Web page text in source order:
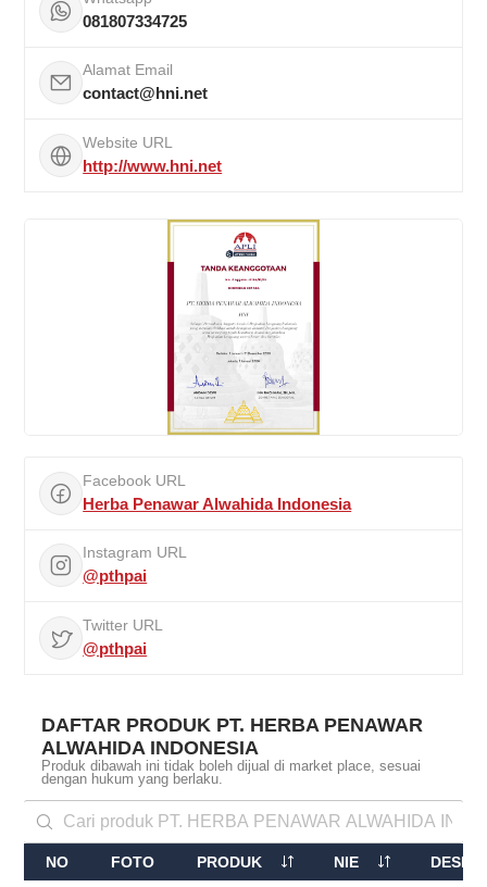
081807334725
Alamat Email
contact@hni.net
Website URL
http://www.hni.net
Facebook URL
Herba Penawar Alwahida Indonesia
Instagram URL
@pthpai
Twitter URL
@pthpai
DAFTAR PRODUK PT. HERBA PENAWAR
ALWAHIDA INDONESIA
Produk dibawah ini tidak boleh dijual di market place, sesuai
dengan hukum yang berlaku.
NO FOTO PRODUK NIE